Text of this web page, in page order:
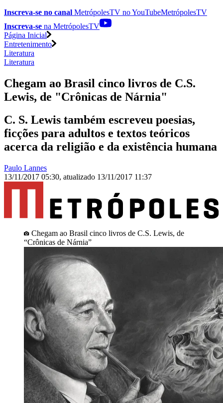
Inscreva-se no canal MetrópolesTV noYouTubeMetrópolesTV
Inscreva-se na MetrópolesTV
Página Inicial
Entretenimento
Literatura
Literatura
Chegam ao Brasil cinco livros de C.S.
Lewis, de "Crônicas de Nárnia"
C. S. Lewis também escreveu poesias,
ficções para adultos e textos teóricos
acerca da religião e da existência humana
Paulo Lannes
13/11/2017 05:30, atualizado 13/11/2017 11:37
Chegam ao Brasil cinco livros de C.S. Lewis, de
“Crônicas de Nárnia”